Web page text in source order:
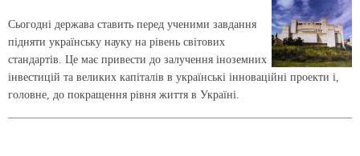
Cьогодні держава ставить перед ученими завдання
підняти українську науку на рівень світових
стандартів. Це має привести до залучення іноземних
інвестицій та великих капіталів в українські інноваційні проекти і,
головне, до покращення рівня життя в Україні.